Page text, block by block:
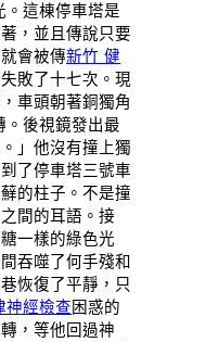
。這棟停車塔是
，並且傳說只要
會被傳新竹 健
敗了十七次。現
車頭朝著銅獨角
。後視鏡發出最
」他沒有撞上獨
了停車塔三號車
的柱子。不是撞
間的耳語。接
一樣的綠色光
吞噬了何手殘和
恢復了平靜，只
神經檢查困惑的
，等他回過神